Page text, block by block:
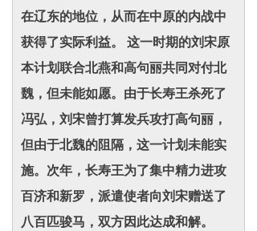
在辽东的地位，从而在中原的内战中
获得了实际利益。 这一时期的刘宋原
本计划联合北燕和高句丽共同对付北
魏，但未能如愿。由于长寿王杀死了
冯弘，刘宋曾打算发兵攻打高句丽，
但由于北魏的阻隔，这一计划未能实
施。次年，长寿王为了集中精力进攻
百济和新罗，派遣使者向刘宋赠送了
八百匹骏马，双方因此达成和解。